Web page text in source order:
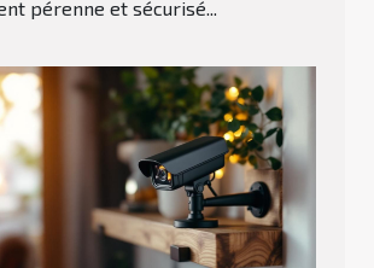
pérenne et sécurisé...